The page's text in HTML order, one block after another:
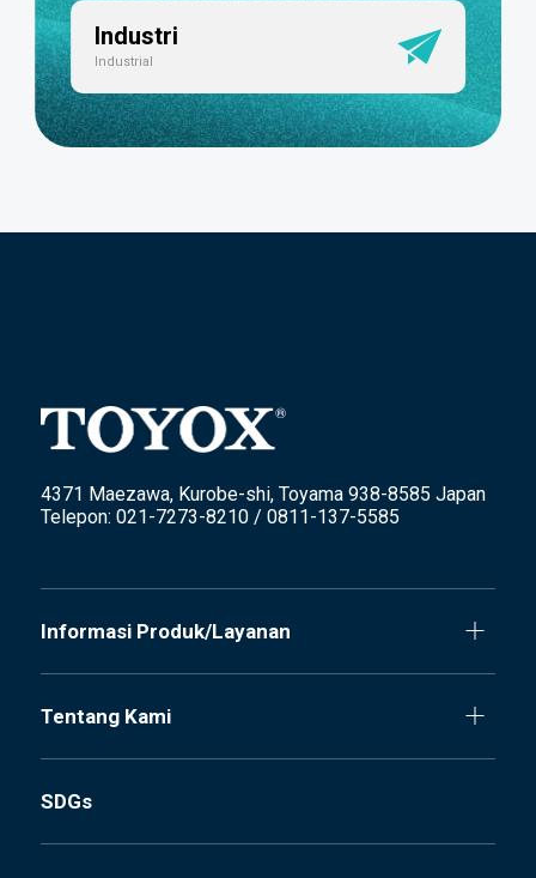
Industri
Industrial
4371 Maezawa, Kurobe-shi, Toyama 938-8585 Japan
Telepon: 021-7273-8210 / 0811-137-5585
Informasi Produk/Layanan
Tentang Kami
SDGs